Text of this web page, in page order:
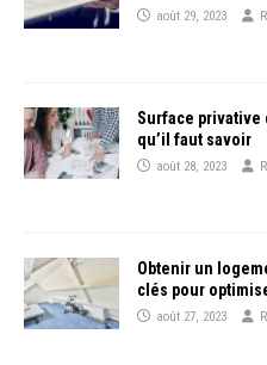
août 29, 2023
Surface privative
qu’il faut savoir
août 28, 2023
Obtenir un
clés pour
août 27, 2023